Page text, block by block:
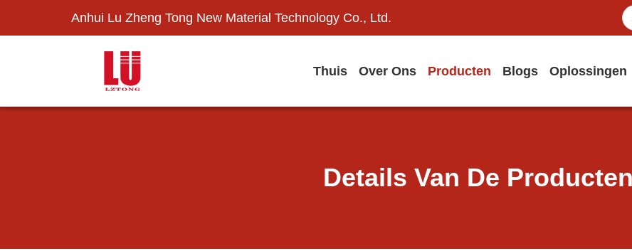
Anhui Lu Zheng Tong New Material Technology Co., Ltd.
Thuis Over Ons Producten Blogs Oplossingen
Details Van De Producten